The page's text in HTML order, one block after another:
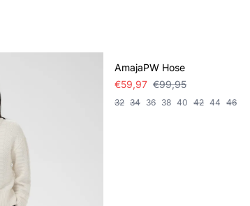
AmajaPW Hose
€59,97 €99,95
32 34 36 38 40 42 44 46